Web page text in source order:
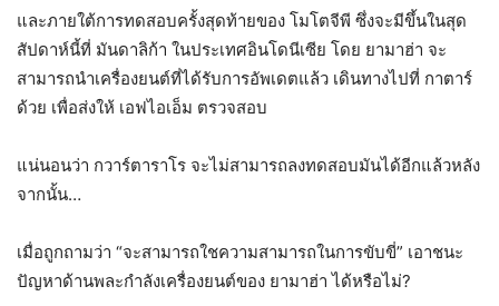
และภายใต้การทดสอบครั้งสุดท้ายของ โมโตจีพี ซึ่งจะมีขึ้นในสุด
สัปดาห์นี้ที่ มันดาลิก้า ในประเทศอินโดนีเซีย โดย ยามาฮ่า จะ
สามารถนำเครื่องยนต์ที่ได้รับการอัพเดตแล้ว เดินทางไปที่ กาตาร์
ด้วย เพื่อส่งให้ เอฟไอเอ็ม ตรวจสอบ
แน่นอนว่า กวาร์ตาราโร จะไม่สามารถลงทดสอบมันได้อีกแล้วหลัง
จากนั้น…
เมื่อถูกถามว่า “จะสามารถใชความสามารถในการขับขี่” เอาชนะ
ปัญหาด้านพละกำลังเครื่องยนต์ของ ยามาฮ่า ได้หรือไม่?